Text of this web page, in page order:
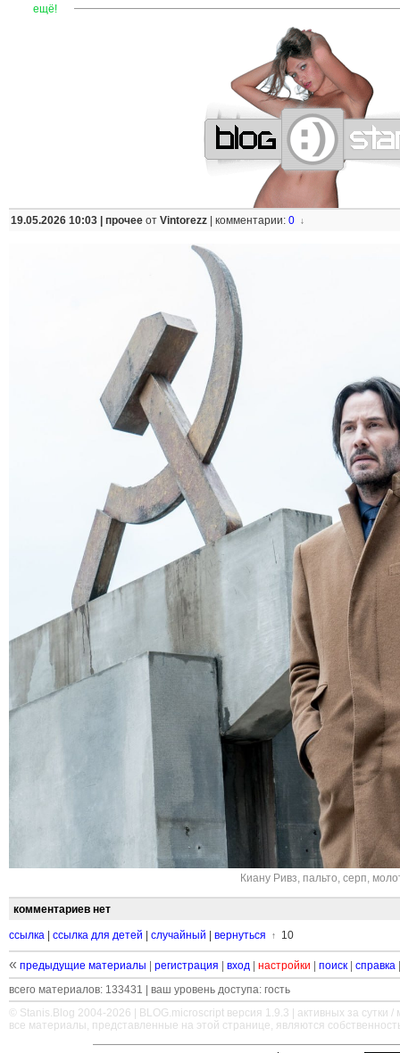
ещё! ——————————————————————
19.05.2026 10:03 | прочее от Vintorezz комментарии: 0 ↓
Киану Ривз, пальто, серп,
комментариев нет
ссылка ссылка для детей случайный вернуться ↑ 10
« предыдущие материалы регистрация вход настройки поиск справка
всего материалов: 133431 | ваш уровень доступа: гость
© Stanis.Blog 2004-2026 |
BLOG.microscript версия 1.9.3 | активных за сутки /
все материалы, представленные на этой странице, являются
—————————————————————